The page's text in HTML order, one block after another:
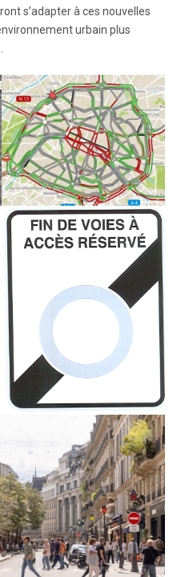
s’adapter à ces nouvelles
urbain plus